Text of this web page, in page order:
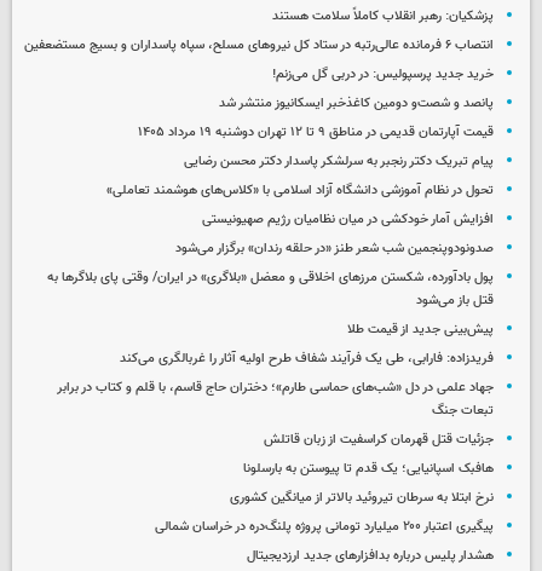
پزشکیان: رهبر انقلاب کاملاً سلامت هستند
انتصاب ۶ فرمانده عالی‌رتبه در ستاد کل نیروهای مسلح، سپاه پاسداران و بسیج مستضعفین
خرید جدید پرسپولیس: در دربی گل می‌زنم!
پانصد و شصت‌و دومین کاغذخبر ایسکانیوز منتشر شد
قیمت آپارتمان قدیمی در مناطق ۹ تا ۱۲ تهران دوشنبه ۱۹ مرداد ۱۴۰۵
پیام تبریک دکتر رنجبر به سرلشکر پاسدار دکتر محسن رضایی
تحول در نظام آموزشی دانشگاه آزاد اسلامی با «کلاس‌های هوشمند تعاملی»
افزایش آمار خودکشی در میان نظامیان رژیم صهیونیستی
صدونودوپنجمین شب شعر طنز «در حلقه رندان» برگزار می‌شود
پول بادآورده، شکستن مرزهای اخلاقی و معضل «بلاگری» در ایران/ وقتی پای بلاگرها به
قتل باز می‌شود
پیش‌بینی جدید از قیمت طلا
فریدزاده: فارابی، طی یک فرآیند شفاف طرح اولیه آثار را غربالگری می‌کند
جهاد علمی در دل «شب‌های حماسی طارم»؛ دختران حاج قاسم، با قلم و کتاب در برابر
تبعات جنگ
جزئیات قتل قهرمان کراسفیت از زبان قاتلش
هافبک اسپانیایی؛ یک قدم تا پیوستن به بارسلونا
نرخ ابتلا به سرطان تیروئید بالاتر از میانگین کشوری
پیگیری اعتبار ۲۰۰ میلیارد تومانی پروژه پلنگ‌دره در خراسان شمالی
هشدار پلیس درباره بدافزارهای جدید ارزدیجیتال